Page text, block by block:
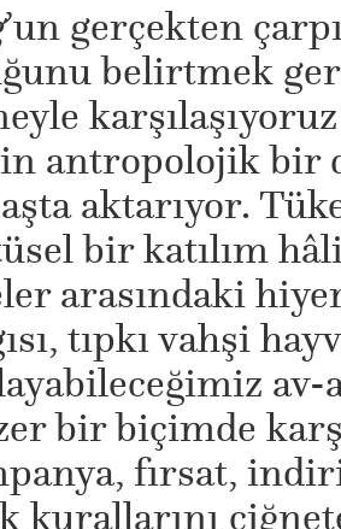
’un gerçekten
belirtmek
antropolojik bir
aktarıyor.
bir katılım
arasındaki
tıpkı vahşi
bir biçimde
fırsat,
kurallarını